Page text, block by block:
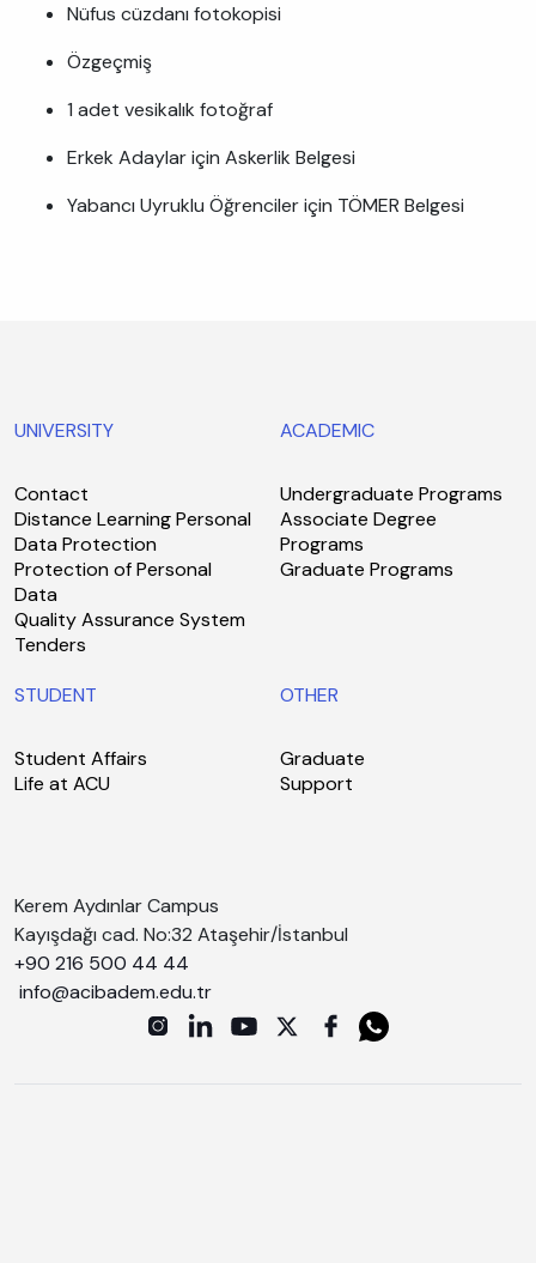
Nüfus cüzdanı fotokopisi
Özgeçmiş
1 adet vesikalık fotoğraf
Erkek Adaylar için Askerlik Belgesi
Yabancı Uyruklu Öğrenciler için TÖMER Belgesi
UNIVERSITY
Contact
Distance Learning Personal
Data Protection
Protection of Personal
Data
Quality Assurance System
Tenders
ACADEMIC
Undergraduate Programs
Associate Degree
Programs
Graduate Programs
STUDENT
Student Affairs
Life at ACU
OTHER
Graduate
Support
Kerem Aydınlar Campus
Kayışdağı cad. No:32 Ataşehir/İstanbul
+90 216 500 44 44
info@acibadem.edu.tr